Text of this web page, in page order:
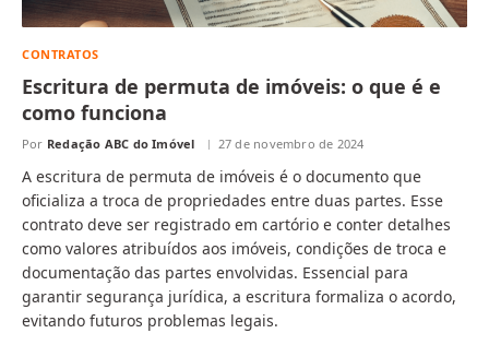
CONTRATOS
Escritura de permuta de imóveis: o que é e
como funciona
Por Redação ABC do Imóvel 27 de novembro de 2024
A escritura de permuta de imóveis é o documento que
oficializa a troca de propriedades entre duas partes. Esse
contrato deve ser registrado em cartório e conter detalhes
como valores atribuídos aos imóveis, condições de troca e
documentação das partes envolvidas. Essencial para
garantir segurança jurídica, a escritura formaliza o acordo,
evitando futuros problemas legais.